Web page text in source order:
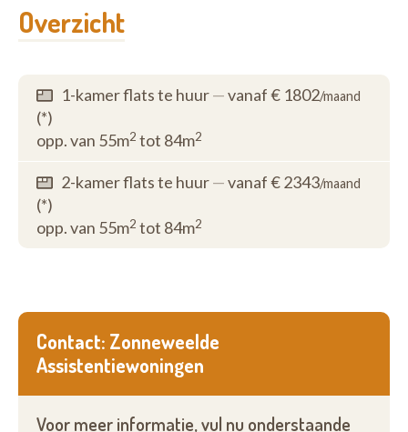
Overzicht
1-kamer flats te huur—vanaf € 1802/maand
(*)
opp. van 55m2 tot 84m2
2-kamer flats te huur—vanaf € 2343/maand
(*)
opp. van 55m2 tot 84m2
Contact: Zonneweelde
Assistentiewoningen
Voor meer informatie, vul nu onderstaande